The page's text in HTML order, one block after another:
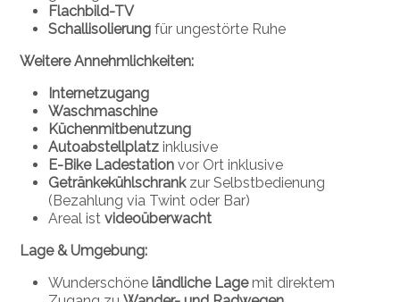
Flachbild-TV
Schallisolierung für ungestörte Ruhe
Weitere Annehmlichkeiten:
Internetzugang
Waschmaschine
Küchenmitbenutzung
Autoabstellplatz inklusive
E-Bike Ladestation vor Ort inklusive
Getränkekühlschrankzur Selbstbedienung
(Bezahlung via Twint oder Bar)
Areal ist videoüberwacht
Lage & Umgebung:
Wunderschöne ländliche Lagemit direktem